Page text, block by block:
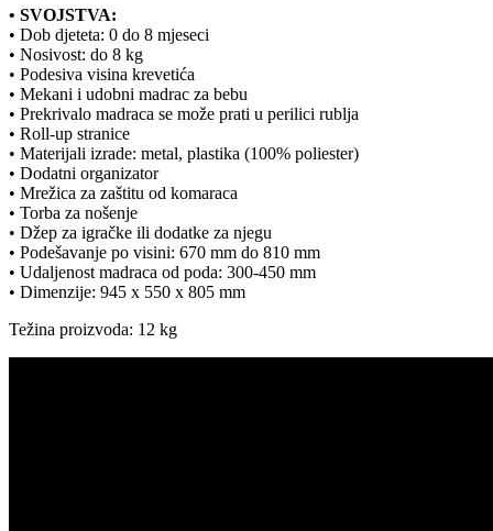
• SVOJSTVA:
• Dob djeteta: 0 do 8 mjeseci
• Nosivost: do 8 kg
• Podesiva visina krevetića
• Mekani i udobni madrac za bebu
• Prekrivalo madraca se može prati u perilici rublja
• Roll-up stranice
• Materijali izrade: metal, plastika (100% poliester)
• Dodatni organizator
• Mrežica za zaštitu od komaraca
• Torba za nošenje
• Džep za igračke ili dodatke za njegu
• Podešavanje po visini: 670 mm do 810 mm
• Udaljenost madraca od poda: 300-450 mm
• Dimenzije: 945 x 550 x 805 mm
Težina proizvoda: 12 kg